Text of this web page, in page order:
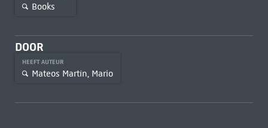
Books
DOOR
HEEFT AUTEUR
Mateos Martín, Mario